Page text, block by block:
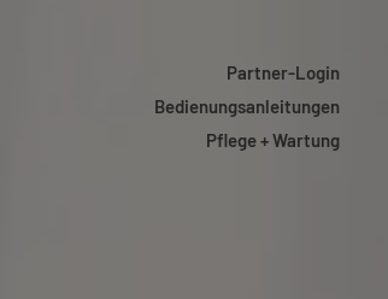
Partner-Login
Bedienungsanleitungen
Pflege + Wartung